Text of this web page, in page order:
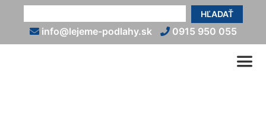
HĽADAŤ
info@lejeme-podlahy.sk 0915 950 055